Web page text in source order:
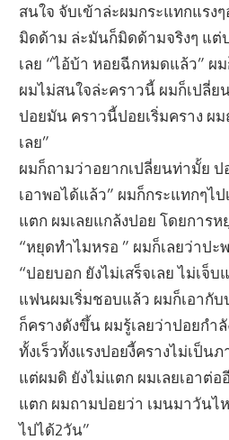
สนใจ จับเข้าล่ะผมกระแทกแรง
มิดด้าม ล่ะมันก็มิดด้ามจริงๆ แต่
เลย “ไอ้บ้า หอยฉีกหมดแล้ว” ผ
ผมไม่สนใจล่ะคราวนี้ ผมก็เปลี่
ปอยมัน คราวนี้ปอยเริ่มคราง ผม
เลย”
ผมก็ถามว่าอยากเปลี่ยนท่ามั้ย ป
เอาพอได้แล้ว” ผมก็กระแทกๆไ
แตก ผมเลยแกล้งปอย โดยการ
“หยุดทำไมหรอ ” ผมก็เลยว่าปะ
“ปอยบอก ยังไม่เสร็จเลย ไม่เจ็
แฟนผมเริ่มชอบแล้ว ผมก็เอากั
ก็ครางดังขึ้น ผมรู้เลยว่าปอยกำ
ทั้งเร็วทั้งแรงปอยงี้ครางไม่เป็น
แต่ผมดิ ยังไม่แตก ผมเลยเอาต่
แตก ผมถามปอยว่า เมนมาวันไ
ไปได้2วัน”